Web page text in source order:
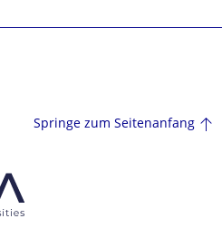
Springe zum Seitenanfang